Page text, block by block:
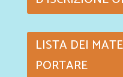
LISTA DEI
PORTARE